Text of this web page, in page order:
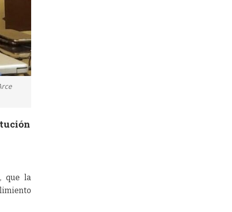
que la